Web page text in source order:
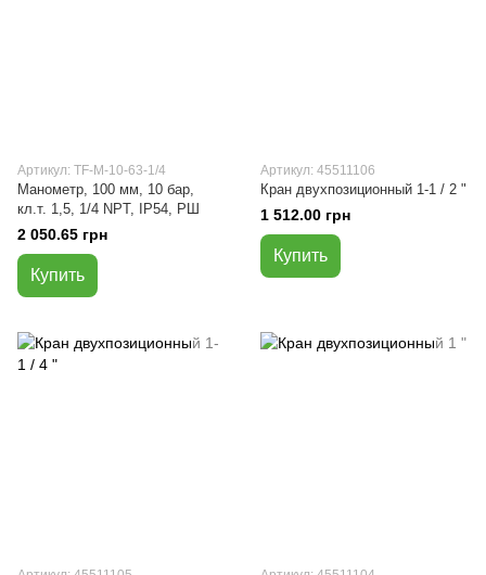
Артикул: TF-M-10-63-1/4
Манометр, 100 мм, 10 бар,
кл.т. 1,5, 1/4 NPT, IP54, РШ
2 050.65 грн
Купить
Артикул: 45511106
Кран двухпозиционный 1-1 / 2 "
1 512.00 грн
Купить